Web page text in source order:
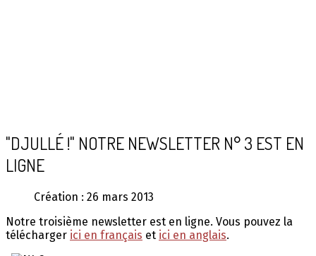
"DJULLÉ !" NOTRE NEWSLETTER N° 3 EST EN
LIGNE
Création : 26 mars 2013
Notre troisième newsletter est en ligne. Vous pouvez la
télécharger ici en français et ici en anglais.